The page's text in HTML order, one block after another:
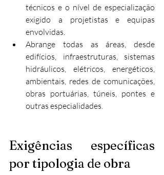
técnicos e o nível de especialização
exigido a projetistas e equipas
envolvidas.
Abrange todas as áreas, desde
edifícios, infraestruturas, sistemas
hidráulicos, elétricos, energéticos,
ambientais, redes de comunicações,
obras portuárias, túneis, pontes e
outras especialidades.
Exigências específicas
por tipologia de obra